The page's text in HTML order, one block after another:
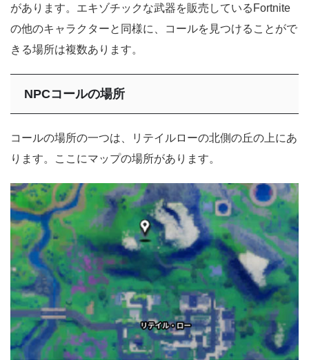
があります。エキゾチックな武器を販売しているFortnite
の他のキャラクターと同様に、コールを見つけることがで
きる場所は複数あります。
NPCコールの場所
コールの場所の一つは、リテイルローの北側の丘の上にあ
ります。ここにマップの場所があります。